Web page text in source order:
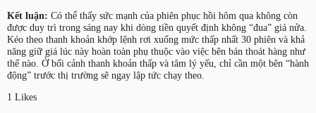
Kết luận: Có thể thấy sức mạnh của phiên phục hồi hôm qua không còn
được duy trì trong sáng nay khi dòng tiền quyết định không “đua” giá nửa.
Kéo theo thanh khoản khớp lệnh rơi xuống mức thấp nhất 30 phiên và khả
năng giữ giá lúc này hoàn toàn phụ thuộc vào việc bên bán thoát hàng như
thế nào. Ở bối cảnh thanh khoản thấp và tâm lý yếu, chỉ cần một bên “hành
động” trước thị trường sẽ ngay lập tức chạy theo.
1 Likes